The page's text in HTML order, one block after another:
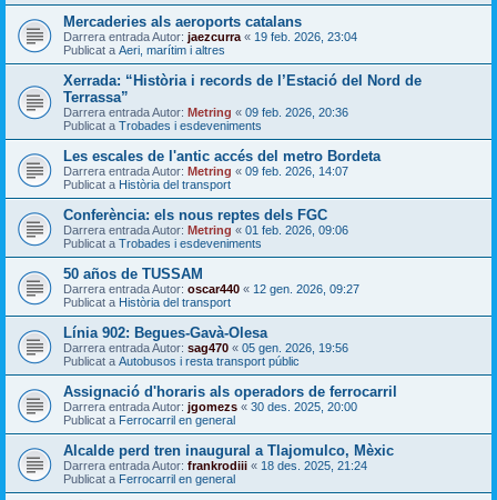
Mercaderies als aeroports catalans
Darrera entrada Autor: jaezcurra « 19 feb. 2026, 23:04
Publicat a Aeri, marítim i altres
Xerrada: “Història i records de l’Estació del Nord de
Terrassa”
Darrera entrada Autor: Metring « 09 feb. 2026, 20:36
Publicat a Trobades i esdeveniments
Les escales de l'antic accés del metro Bordeta
Darrera entrada Autor: Metring « 09 feb. 2026, 14:07
Publicat a Història del transport
Conferència: els nous reptes dels FGC
Darrera entrada Autor: Metring « 01 feb. 2026, 09:06
Publicat a Trobades i esdeveniments
50 años de TUSSAM
Darrera entrada Autor: oscar440 « 12 gen. 2026, 09:27
Publicat a Història del transport
Línia 902: Begues-Gavà-Olesa
Darrera entrada Autor: sag470 « 05 gen. 2026, 19:56
Publicat a Autobusos i resta transport públic
Assignació d'horaris als operadors de ferrocarril
Darrera entrada Autor: jgomezs « 30 des. 2025, 20:00
Publicat a Ferrocarril en general
Alcalde perd tren inaugural a Tlajomulco, Mèxic
Darrera entrada Autor: frankrodiii « 18 des. 2025, 21:24
Publicat a Ferrocarril en general